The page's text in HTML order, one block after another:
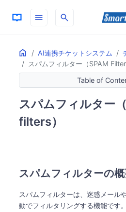
menu search
Home AI連携チケットシステム
スパムフィルター（SPAM
ON THIS PAGE
スパムフィルターの概要
スパムフィルターの主な利点
スパム検出の特徴
期待される効果
業務効率の向上
Table of
スパムフィルター
filters）
スパムフィルターの
スパムフィルターは、迷惑メール
動でフィルタリングする機能です